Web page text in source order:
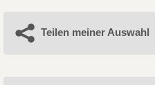
Teilen meiner Auswahl